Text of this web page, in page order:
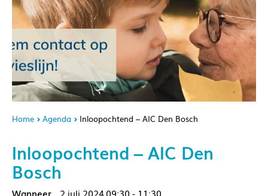
Home Agenda Inloopochtend – AIC Den Bosch
Inloopochtend – AIC Den
Bosch
2 juli 202409:30 - 11:30